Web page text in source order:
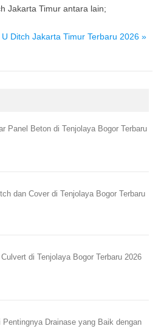
Jakarta Timur antara lain;
Ditch Jakarta Timur Terbaru 2026 »
Panel Beton di Tenjolaya Bogor Terbaru
dan Cover di Tenjolaya Bogor Terbaru
di Tenjolaya Bogor Terbaru 2026
Pentingnya Drainase yang Baik dengan